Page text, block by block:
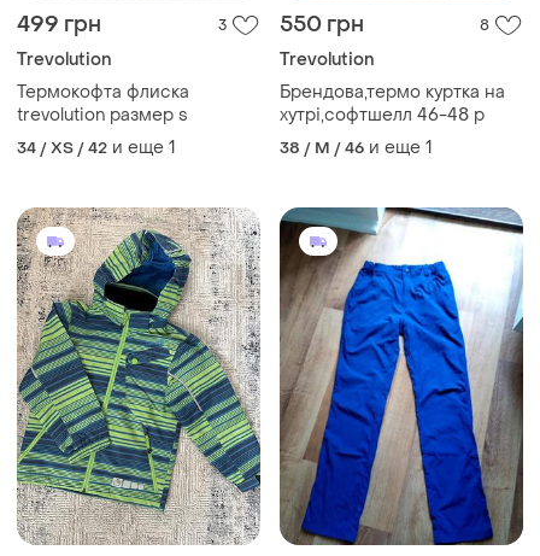
499 грн 3
Trevolution
Термокофта флиска
trevolution размер s
34 / XS / 42 и еще 1
550 грн 8
Trevolution
Брендова,термо куртка на
хутрі,софтшелл 46-48 р
38 / M / 46 и еще 1